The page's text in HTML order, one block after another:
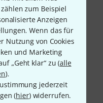
zum Beispiel
Anzeigen
Wenn das für
Nutzung von Cookies
und Marketing
„Geht klar“ zu (alle
).
jederzeit
(hier) widerrufen.